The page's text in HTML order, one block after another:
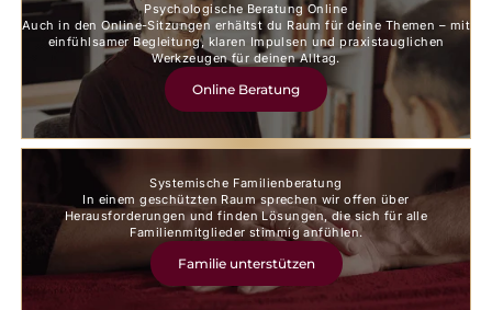
Psychologische Beratung Online
Auch in den Online-Sitzungen erhältst du Raum für deine Themen – mit
einfühlsamer Begleitung, klaren Impulsen und praxistauglichen
Werkzeugen für deinen Alltag.
Online Beratung
Systemische Familienberatung
In einem geschützten Raum sprechen wir offen über
Herausforderungen und finden Lösungen, die sich für alle
Familienmitglieder stimmig anfühlen.
Familie unterstützen